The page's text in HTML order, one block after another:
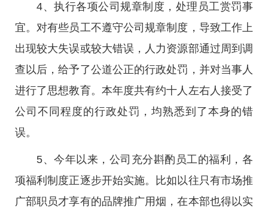
4、执行各项公司规章制度，处理员工赏罚事
宜。对有些员工不遵守公司规章制度，导致工作上
出现较大失误或较大错误，人力资源部通过周到调
查以后，给予了公道公正的行政处罚，并对当事人
进行了思想教育。本年度共有约十人左右人接受了
公司不同程度的行政处罚，均熟悉到了本身的错
误。
5、今年以来，公司充分斟酌员工的福利，各
项福利制度正逐步开始实施。比如以往只有市场推
广部职员才享有的品牌推广用烟，在本部也得以实